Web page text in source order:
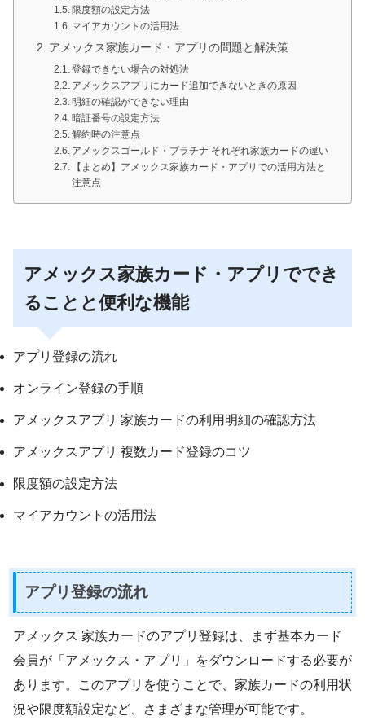
限度額の設定方法
マイアカウントの活用法
アメックス家族カード・アプリの問題と解決策
登録できない場合の対処法
アメックスアプリにカード追加できないときの原因
明細の確認ができない理由
暗証番号の設定方法
解約時の注意点
アメックスゴールド・プラチナ それぞれ家族カードの違い
【まとめ】アメックス家族カード・アプリでの活用方法と
注意点
アメックス家族カード・アプリででき
ることと便利な機能
アプリ登録の流れ
オンライン登録の手順
アメックスアプリ 家族カードの利用明細の確認方法
アメックスアプリ 複数カード登録のコツ
限度額の設定方法
マイアカウントの活用法
アプリ登録の流れ
アメックス 家族カードのアプリ登録は、まず基本カード
会員が「アメックス・アプリ」をダウンロードする必要が
あります。このアプリを使うことで、家族カードの利用状
況や限度額設定など、さまざまな管理が可能です。